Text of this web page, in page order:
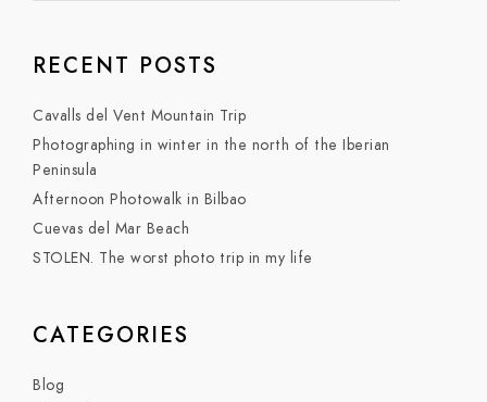
RECENT POSTS
Cavalls del Vent Mountain Trip
Photographing in winter in the north of the Iberian
Peninsula
Afternoon Photowalk in Bilbao
Cuevas del Mar Beach
STOLEN. The worst photo trip in my life
CATEGORIES
Blog